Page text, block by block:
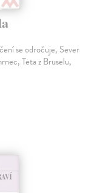
se odročuje, Sever
Teta z Bruselu,